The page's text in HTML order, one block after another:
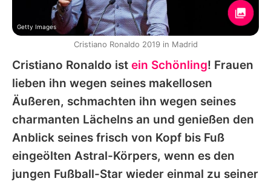
Cristiano Ronaldo ist ein Schönling! Frauen
lieben ihn wegen seines makellosen
Äußeren, schmachten ihn wegen seines
charmanten Lächelns an und genießen den
Anblick seines frisch von Kopf bis Fuß
eingeölten Astral-Körpers, wenn es den
jungen Fußball-Star wieder einmal zu seiner
Getty Images
Cristiano Ronaldo 2019 in Madrid